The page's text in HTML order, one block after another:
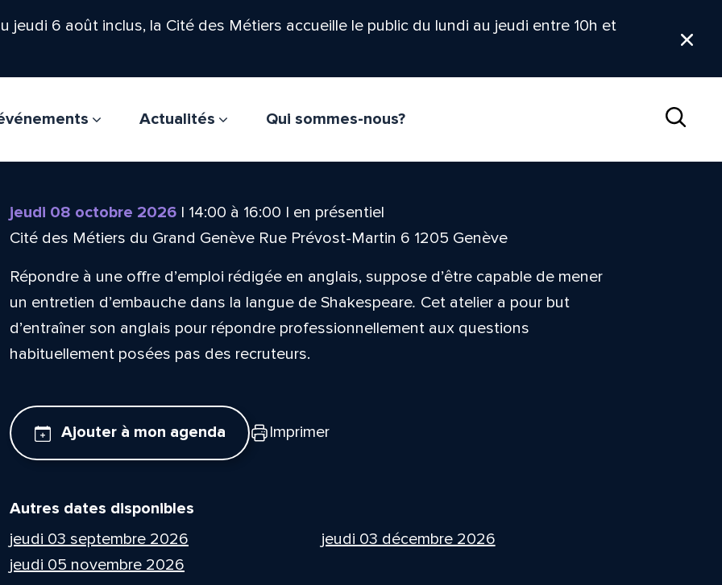
6 août inclus, la Cité des Métiers accueille le public du lundi au jeudi entre 10h et
Actualités
Qui sommes-nous?
jeudi 08 octobre 2026| 14:00 à 16:00 | en présentiel
Cité des Métiers du Grand Genève Rue Prévost-Martin 6 1205 Genève
Répondre à une offre d’emploi rédigée en anglais, suppose d’être capable de mener
un entretien d’embauche dans la langue de Shakespeare. Cet atelier a pour but
d’entraîner son anglais pour répondre professionnellement aux questions
habituellement posées pas des recruteurs.
Ajouter à mon agenda Imprimer
Autres dates disponibles
jeudi 03 septembre 2026
jeudi 05 novembre 2026
jeudi 03 décembre 2026